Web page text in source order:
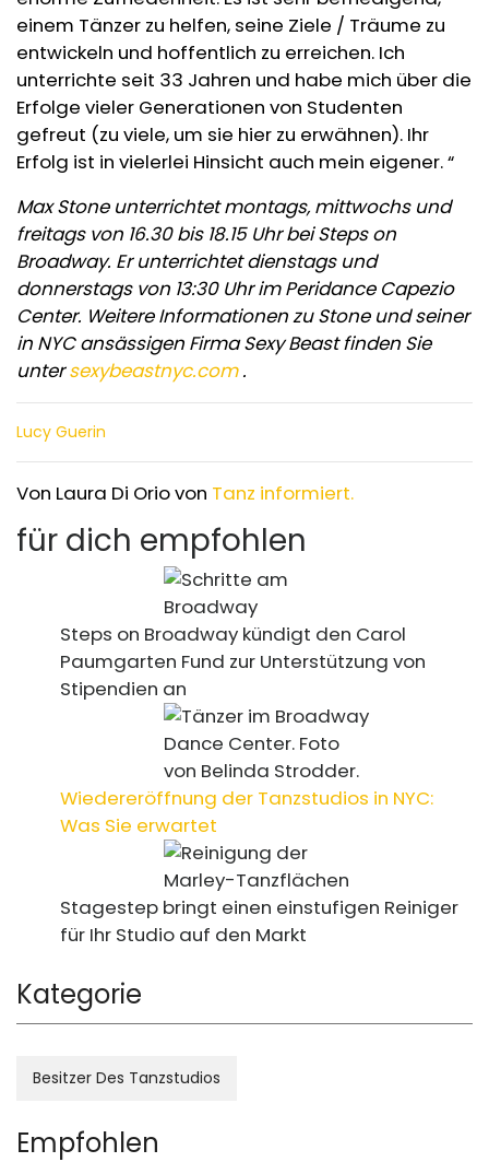
einem Tänzer zu helfen, seine Ziele / Träume zu
entwickeln und hoffentlich zu erreichen. Ich
unterrichte seit 33 Jahren und habe mich über die
Erfolge vieler Generationen von Studenten
gefreut (zu viele, um sie hier zu erwähnen). Ihr
Erfolg ist in vielerlei Hinsicht auch mein eigener. “
Max Stone unterrichtet montags, mittwochs und
freitags von 16.30 bis 18.15 Uhr bei Steps on
Broadway. Er unterrichtet dienstags und
donnerstags von 13:30 Uhr im Peridance Capezio
Center. Weitere Informationen zu Stone und seiner
in NYC ansässigen Firma Sexy Beast finden Sie
unter sexybeastnyc.com .
Lucy Guerin
Von Laura Di Orio von Tanz informiert.
für dich empfohlen
Steps on Broadway kündigt den Carol
Paumgarten Fund zur Unterstützung von
Stipendien an
Wiedereröffnung der Tanzstudios in NYC:
Was Sie erwartet
Stagestep bringt einen einstufigen Reiniger
für Ihr Studio auf den Markt
Kategorie
Besitzer Des Tanzstudios
Empfohlen